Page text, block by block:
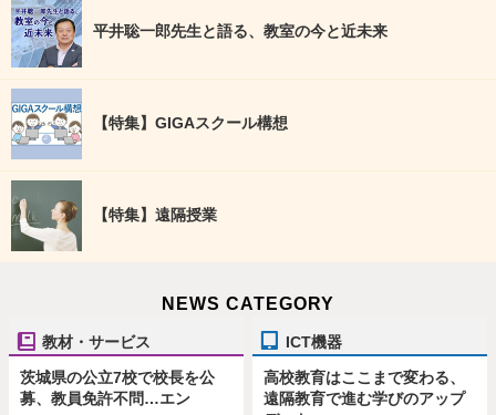
平井聡一郎先生と語る、教室の今と近未来
【特集】GIGAスクール構想
【特集】遠隔授業
NEWS CATEGORY
教材・サービス
茨城県の公立7校で校長を公
募、教員免許不問…エン
ICT機器
高校教育はここまで変わる、
遠隔教育で進む学びのアップ